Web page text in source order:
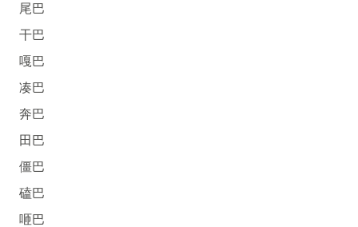
尾巴
干巴
嘎巴
凑巴
奔巴
田巴
僵巴
磕巴
咂巴